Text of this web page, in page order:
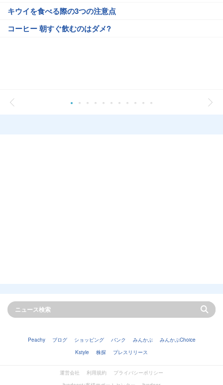
キウイを食べる際の3つの注意点
コーヒー 朝すぐ飲むのはダメ?
Peachy ブログ ショッピング バンク みんかぶ
みんかぶChoice
Kstyle
株探 プレスリリース
運営会社 利用規約
プライバシーポリシー